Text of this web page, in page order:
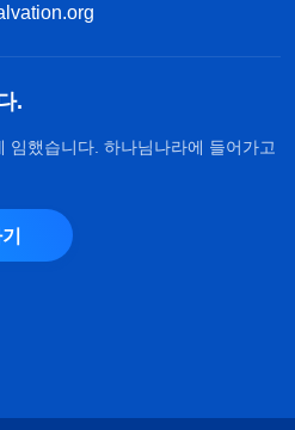
.
임했습니다. 하나님나라에 들어가고